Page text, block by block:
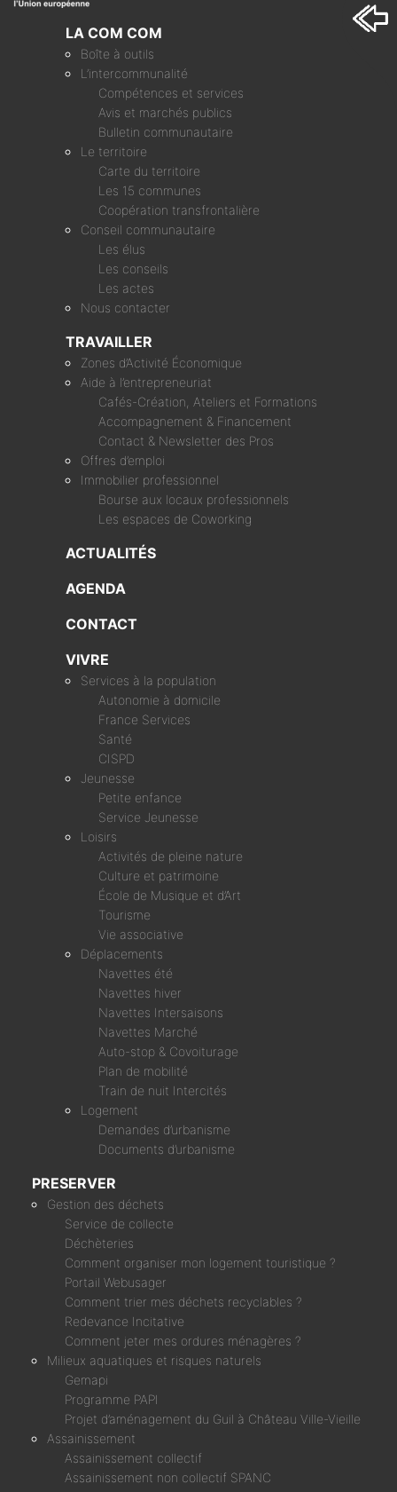
LA COM COM
Boîte à outils
L’intercommunalité
Compétences et services
Avis et marchés publics
Bulletin communautaire
Le territoire
Carte du territoire
Les 15 communes
Coopération transfrontalière
Conseil communautaire
Les élus
Les conseils
Les actes
Nous contacter
TRAVAILLER
Zones d’Activité Économique
Aide à l’entrepreneuriat
Cafés-Création, Ateliers et Formations
Accompagnement & Financement
Contact & Newsletter des Pros
Offres d’emploi
Immobilier professionnel
Bourse aux locaux professionnels
Les espaces de Coworking
ACTUALITÉS
AGENDA
CONTACT
VIVRE
Services à la population
Autonomie à domicile
France Services
Santé
CISPD
Jeunesse
Petite enfance
Service Jeunesse
Loisirs
Activités de pleine nature
Culture et patrimoine
École de Musique et d’Art
Tourisme
Vie associative
Déplacements
Navettes été
Navettes hiver
Navettes Intersaisons
Navettes Marché
Auto-stop & Covoiturage
Plan de mobilité
Train de nuit Intercités
Logement
Demandes d’urbanisme
Documents d’urbanisme
PRESERVER
Gestion des déchets
Service de collecte
Déchèteries
Comment organiser mon logement touristique ?
Portail Webusager
Comment trier mes déchets recyclables ?
Redevance Incitative
Comment jeter mes ordures ménagères ?
Milieux aquatiques et risques naturels
Gemapi
Programme PAPI
Projet d’aménagement du Guil à Château Ville-Vieille
Assainissement
Assainissement collectif
Assainissement non collectif SPANC